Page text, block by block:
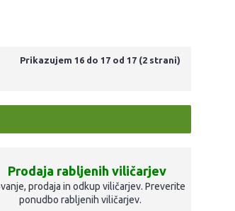
Prikazujem 16 do 17 od 17 (2 strani)
Prodaja rabljenih viličarjev
prodaja in odkup viličarjev. Preverite
ponudbo rabljenih viličarjev.